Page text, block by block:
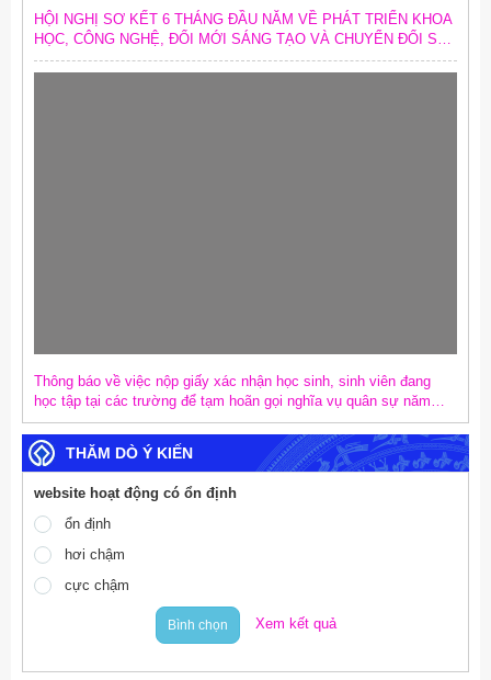
HỘI NGHỊ SƠ KẾT 6 THÁNG ĐẦU NĂM VỀ PHÁT TRIỂN KHOA
HỌC, CÔNG NGHỆ, ĐỔI MỚI SÁNG TẠO VÀ CHUYỂN ĐỔI SỐ;
SƠ KẾT CÔNG TÁC CHUYỂN ĐỔI SỐ TRONG CÁC CƠ QUAN
ĐẢNG VÀ TRIỂN KHAI MỤC TIÊU TĂNG TRƯỞNG KINH TẾ 02
Thông báo về việc nộp giấy xác nhận học sinh, sinh viên đang
học tập tại các trường để tạm hoãn gọi nghĩa vụ quân sự năm
2027
THĂM DÒ Ý KIẾN
website hoạt động có ổn định
ổn định
hơi chậm
cực chậm
Bình chọn Xem kết quả